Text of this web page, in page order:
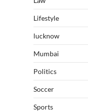
Lifestyle
lucknow
Mumbai
Politics
Soccer
Sports